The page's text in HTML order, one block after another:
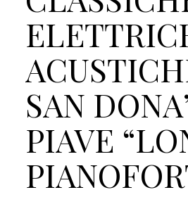
SAN
PIAVE